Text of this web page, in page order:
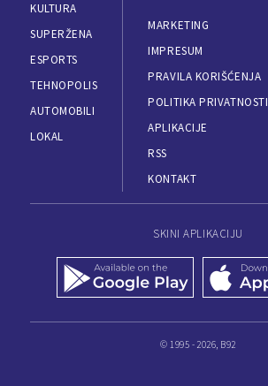
KULTURA
SUPERŽENA
ESPORTS
TEHNOPOLIS
AUTOMOBILI
LOKAL
MARKETING
IMPRESUM
PRAVILA KORIŠĆENJA
POLITIKA PRIVATNOSTI
APLIKACIJE
RSS
KONTAKT
SKINI APLIKACIJU
© 1995 - 2026, B92